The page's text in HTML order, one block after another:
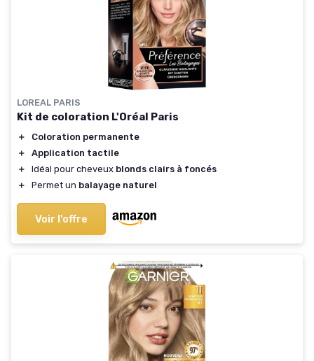
LOREAL PARIS
Kit de coloration L'Oréal Paris
＋
Coloration permanente
＋
Application tactile
＋
Idéal pour cheveux blonds clairs à foncés
＋
Permet un balayage naturel
Voir l'offre